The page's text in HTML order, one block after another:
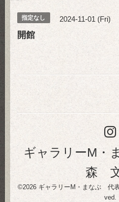
指定なし 2024-11-01 (Fri)
開館
ギャラリーM
森
©2026 ギャラリーM・まなぶ
ved.